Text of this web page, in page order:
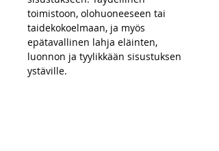
toimistoon, olohuoneeseen tai
taidekokoelmaan, ja myös
epätavallinen lahja eläinten,
luonnon ja tyylikkään sisustuksen
ystäville.